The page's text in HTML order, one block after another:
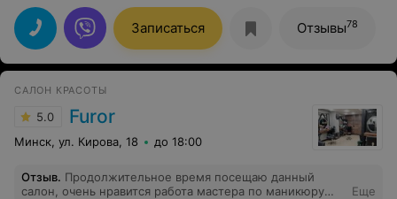
специалист: внимательная, доброжедательная,
профессионал своего дела. Она подобрала мне
качественный уход, о каждой проделанной процедуре
всегда подробно рассказывала, бережно относилась к
моему лицу. Сейчас моя кожа выглядит так, как не
спасибо Анжелика Владимировне за е её
профессионализм!
Записаться Отзывы78
САЛОН КРАСОТЫ
5.0 Furor
Минск, ул. Кирова, 18 до 18:00
Отзыв. Продолжительное время посещаю данный
салон, очень нравится работа мастера по маникюру
Еще